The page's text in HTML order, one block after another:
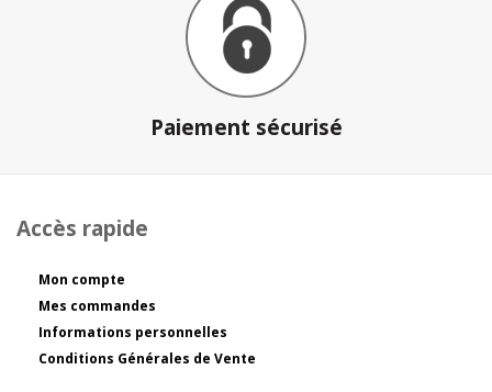
Paiement sécurisé
Accès rapide
Mon compte
Mes commandes
Informations personnelles
Conditions Générales de Vente